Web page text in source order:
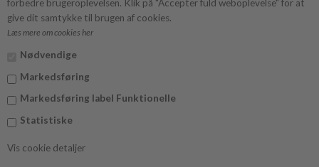
forbedre brugeroplevelsen. Klik på "Accepter fuld weboplevelse" for at
give dit samtykke til brugen af cookies.
Læs mere om cookies her
Nødvendige
Markedsføring
Markedsføring label Funktionelle
Statistiske
Vis cookie detaljer
Facebook